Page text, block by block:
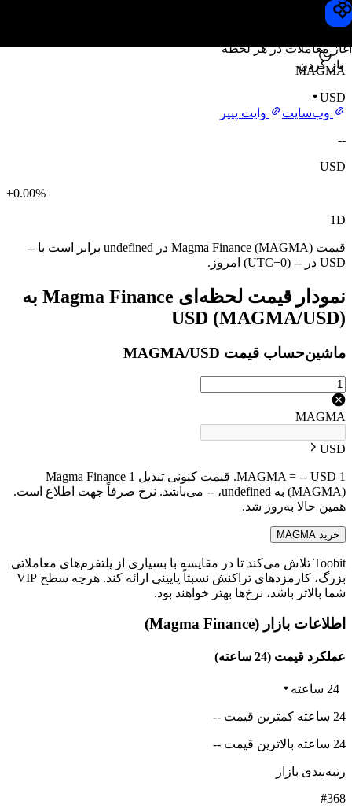
آغاز معاملات در هر لحظه
باز کردن
قیمت Magma Finance
MAGMA
USD
وب‌سایت
وایت پیپر
--
USD
+0.00%
1D
قیمت Magma Finance (MAGMA) در undefined برابر است با --
USD در -- (UTC+0) امروز.
نمودار قیمت لحظه‌ای Magma Finance به
USD (MAGMA/USD)
ماشین‌حساب قیمت MAGMA/USD
MAGMA
USD
1 MAGMA = -- USD. قیمت کنونی تبدیل 1 Magma Finance
(MAGMA) به undefined، -- می‌باشد. نرخ صرفاً جهت اطلاع است.
همین حالا به‌روز شد.
خرید MAGMA
Toobit تلاش می‌کند تا در مقایسه با بسیاری از پلتفرم‌های معاملاتی
بزرگ، کارمزدهای تراکنش نسبتاً پایینی ارائه کند. هرچه سطح VIP
شما بالاتر باشد، نرخ‌ها بهتر خواهند بود.
اطلاعات بازار (Magma Finance)
عملکرد قیمت (24 ساعته)
24 ساعته
24 ساعته کمترین قیمت --
24 ساعته بالاترین قیمت --
رتبه‌بندی بازار
#368